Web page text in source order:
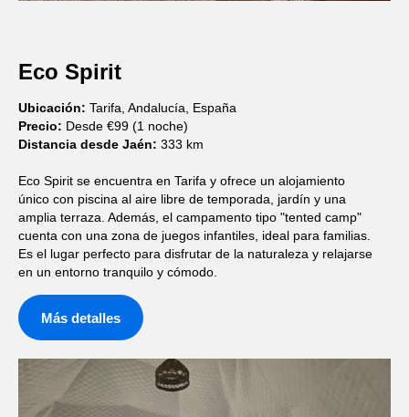
Eco Spirit
Ubicación: Tarifa, Andalucía, España
Precio: Desde €99 (1 noche)
Distancia desde Jaén: 333 km
Eco Spirit se encuentra en Tarifa y ofrece un alojamiento
único con piscina al aire libre de temporada, jardín y una
amplia terraza. Además, el campamento tipo "tented camp"
cuenta con una zona de juegos infantiles, ideal para familias.
Es el lugar perfecto para disfrutar de la naturaleza y relajarse
en un entorno tranquilo y cómodo.
Más detalles